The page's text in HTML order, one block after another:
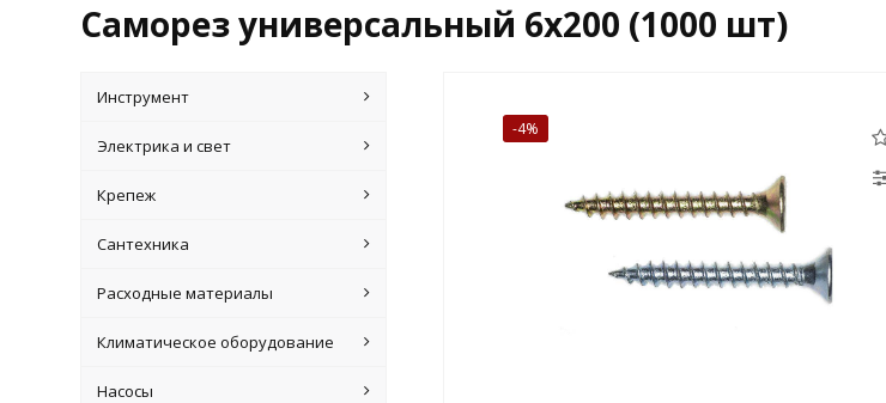
Саморез универсальный 6х200 (1000 шт)
Инструмент
Электрика и свет
Крепеж
Сантехника
Расходные материалы
Климатическое оборудование
Насосы
-4%